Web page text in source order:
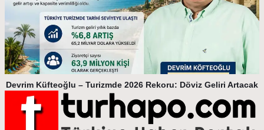
Devrim Küfteoğlu – Turizmde 2026 Rekoru: Döviz Geliri Artacak